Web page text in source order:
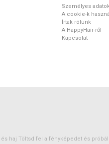
Személyes
A cookie-k
Írtak rólunk
A HappyHair-ről
Kapcsolat
és haj Töltsd fel a fényképedet és